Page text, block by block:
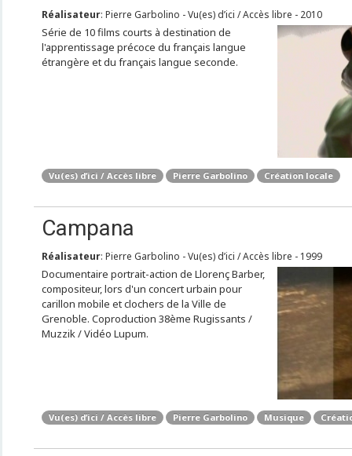
Réalisateur: Pierre Garbolino - Vu(es) d’ici / Accès libre - 2010
Série de 10 films courts à destination de
l'apprentissage précoce du français langue
étrangère et du français langue seconde.
Vu(es) d’ici / Accès libre Pierre Garbolino Création locale
Campana
Réalisateur: Pierre Garbolino - Vu(es) d’ici / Accès libre - 1999
Documentaire portrait-action de Llorenç Barber,
compositeur, lors d'un concert urbain pour
carillon mobile et clochers de la Ville de
Grenoble. Coproduction 38ème Rugissants /
Muzzik / Vidéo Lupum.
Vu(es) d’ici / Accès libre Pierre Garbolino Musique